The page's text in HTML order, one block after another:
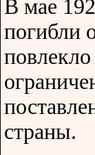
В мае
погибли
страны.